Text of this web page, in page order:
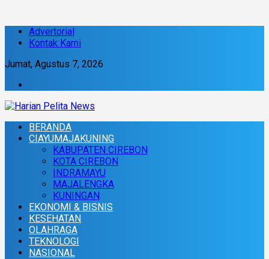
Advertorial
Kontak Kami
Jumat, Agustus 7, 2026
BERANDA
CIAYUMAJAKUNING
KABUPATEN CIREBON
KOTA CIREBON
INDRAMAYU
MAJALENGKA
KUNINGAN
EKONOMI & BISNIS
KESEHATAN
OLAHRAGA
TEKNOLOGI
NASIONAL